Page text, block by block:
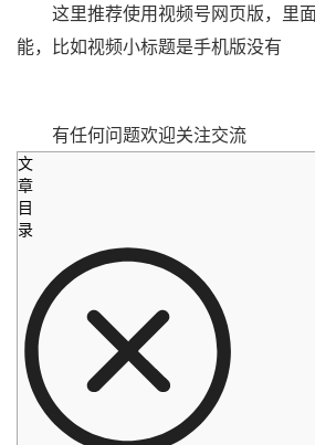
这里推荐使用视频号网页版，里
能，比如视频小标题是手机版没有
有任何问题欢迎关注交流
文
章
目
录